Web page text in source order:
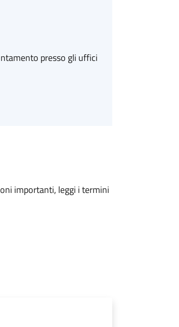
presso gli uffici
importanti, leggi i termini